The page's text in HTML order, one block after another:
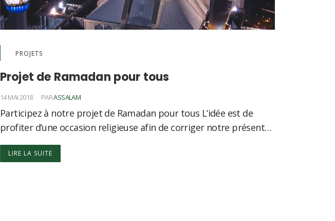
PROJETS
Projet de Ramadan pour tous
14 MAI 2018 PARASSALAM
Participez à notre projet de Ramadan pour tous L’idée est de
profiter d’une occasion religieuse afin de corriger notre présent…
LIRE LA SUITE